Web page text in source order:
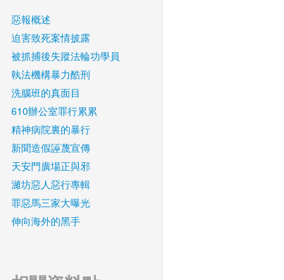
惡報概述
迫害致死案情披露
被抓捕後失蹤法輪功學員
執法機構暴力酷刑
洗腦班的真面目
610辦公室罪行累累
精神病院裏的暴行
新聞造假誣蔑宣傳
天安門廣場正與邪
濰坊惡人惡行專輯
罪惡馬三家大曝光
伸向海外的黑手